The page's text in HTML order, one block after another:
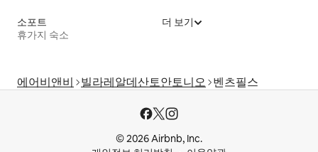
소포트
휴가지 숙소
더 보기
에어비앤비 빌라레알데산토안토니오 벤츠필스
© 2026 Airbnb, Inc.